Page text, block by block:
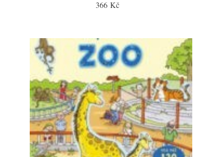
366 Kč